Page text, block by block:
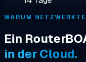
WARUM
Ein
in der Cloud.